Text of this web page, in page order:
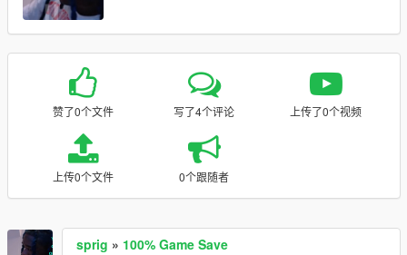
赞了0个文件 写了4个评论 上传了0个视频
上传0个文件 0个跟随者
sprig » 100% Game Save